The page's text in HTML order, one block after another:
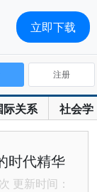
际关系 社会学
注册
时代精华
更新时间：
立即下载